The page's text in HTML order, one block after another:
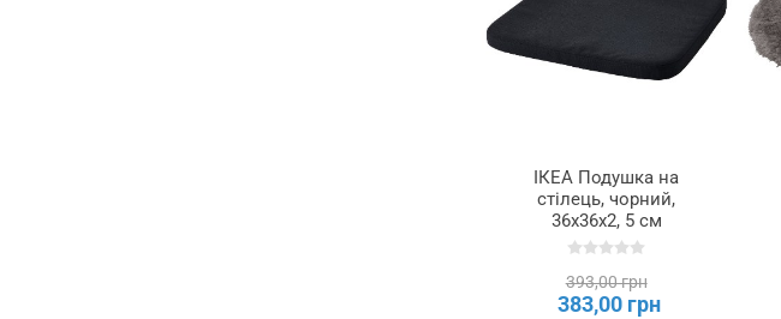
ІКЕА Подушка на
стілець, чорний,
36x36x2, 5 см
STAGGSTARR,
393,00 грн
383,00 грн